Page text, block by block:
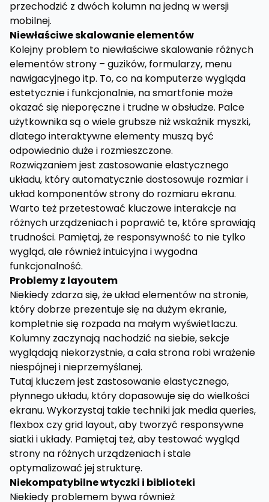
przechodzić z dwóch kolumn na jedną w wersji
mobilnej.
Niewłaściwe skalowanie elementów
Kolejny problem to niewłaściwe skalowanie różnych
elementów strony – guzików, formularzy, menu
nawigacyjnego itp. To, co na komputerze wygląda
estetycznie i funkcjonalnie, na smartfonie może
okazać się nieporęczne i trudne w obsłudze. Palce
użytkownika są o wiele grubsze niż wskaźnik myszki,
dlatego interaktywne elementy muszą być
odpowiednio duże i rozmieszczone.
Rozwiązaniem jest zastosowanie elastycznego
układu, który automatycznie dostosowuje rozmiar i
układ komponentów strony do rozmiaru ekranu.
Warto też przetestować kluczowe interakcje na
różnych urządzeniach i poprawić te, które sprawiają
trudności. Pamiętaj, że responsywność to nie tylko
wygląd, ale również intuicyjna i wygodna
funkcjonalność.
Problemy z layoutem
Niekiedy zdarza się, że układ elementów na stronie,
który dobrze prezentuje się na dużym ekranie,
kompletnie się rozpada na małym wyświetlaczu.
Kolumny zaczynają nachodzić na siebie, sekcje
wyglądają niekorzystnie, a cała strona robi wrażenie
niespójnej i nieprzemyślanej.
Tutaj kluczem jest zastosowanie elastycznego,
płynnego układu, który dopasowuje się do wielkości
ekranu. Wykorzystaj takie techniki jak media queries,
flexbox czy grid layout, aby tworzyć responsywne
siatki i układy. Pamiętaj też, aby testować wygląd
strony na różnych urządzeniach i stale
optymalizować jej strukturę.
Niekompatybilne wtyczki i biblioteki
Niekiedy problemem bywa również